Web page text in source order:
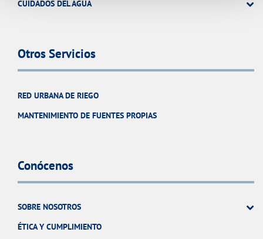
CUIDADOS DEL AGUA
Otros Servicios
RED URBANA DE RIEGO
MANTENIMIENTO DE FUENTES PROPIAS
Conócenos
SOBRE NOSOTROS
ÉTICA Y CUMPLIMIENTO